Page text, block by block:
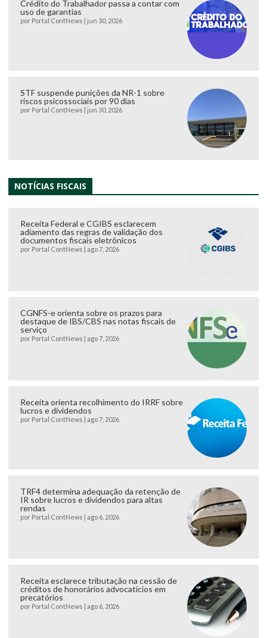
Crédito do Trabalhador passa a contar com
uso de garantias
por Portal ContNews jun 30, 2026
STF suspende punições da NR-1 sobre
riscos psicossociais por 90 dias
por Portal ContNews jun 30, 2026
NOTÍCIAS FISCAIS
Receita Federal e CGIBS esclarecem
adiamento das regras de validação dos
documentos fiscais eletrônicos
por Portal ContNews ago 7, 2026
CGNFS-e orienta sobre os prazos para
destaque de IBS/CBS nas notas fiscais de
serviço
por Portal ContNews ago 7, 2026
Receita orienta recolhimento do IRRF sobre
lucros e dividendos
por Portal ContNews ago 7, 2026
TRF4 determina adequação da retenção de
IR sobre lucros e dividendos para altas
rendas
por Portal ContNews ago 6, 2026
Receita esclarece tributação na cessão de
créditos de honorários advocatícios em
precatórios
por Portal ContNews ago 6, 2026